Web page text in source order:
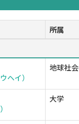
所属
ヘイ）
地球社
大学